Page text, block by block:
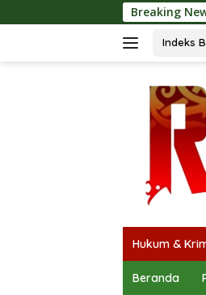
ke
Breaking
Indeks
Hukum &
Beranda